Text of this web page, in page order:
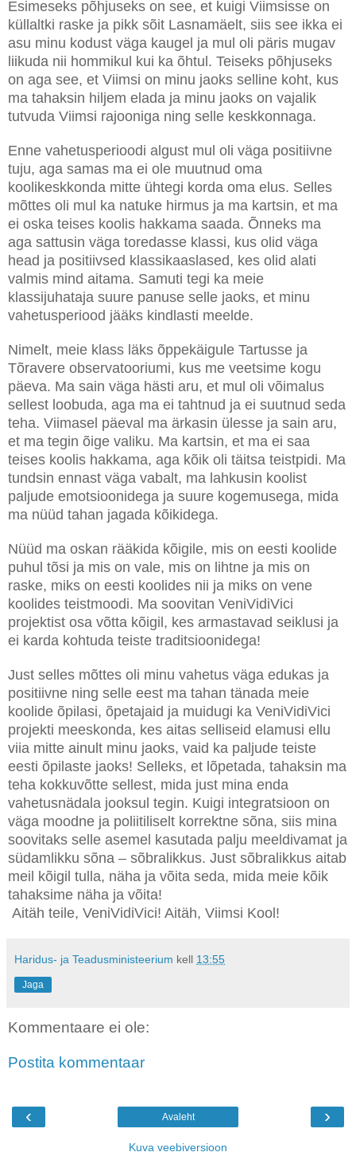
Esimeseks põhjuseks on see, et kuigi Viimsisse on
küllaltki raske ja pikk sõit Lasnamäelt, siis see ikka ei
asu minu kodust väga kaugel ja mul oli päris mugav
liikuda nii hommikul kui ka õhtul. Teiseks põhjuseks
on aga see, et Viimsi on minu jaoks selline koht, kus
ma tahaksin hiljem elada ja minu jaoks on vajalik
tutvuda Viimsi rajooniga ning selle keskkonnaga.
Enne vahetusperioodi algust mul oli väga positiivne
tuju, aga samas ma ei ole muutnud oma
koolikeskkonda mitte ühtegi korda oma elus. Selles
mõttes oli mul ka natuke hirmus ja ma kartsin, et ma
ei oska teises koolis hakkama saada. Õnneks ma
aga sattusin väga toredasse klassi, kus olid väga
head ja positiivsed klassikaaslased, kes olid alati
valmis mind aitama. Samuti tegi ka meie
klassijuhataja suure panuse selle jaoks, et minu
vahetusperiood jääks kindlasti meelde.
Nimelt, meie klass läks õppekäigule Tartusse ja
Tõravere observatooriumi, kus me veetsime kogu
päeva. Ma sain väga hästi aru, et mul oli võimalus
sellest loobuda, aga ma ei tahtnud ja ei suutnud seda
teha. Viimasel päeval ma ärkasin ülesse ja sain aru,
et ma tegin õige valiku. Ma kartsin, et ma ei saa
teises koolis hakkama, aga kõik oli täitsa teistpidi. Ma
tundsin ennast väga vabalt, ma lahkusin koolist
paljude emotsioonidega ja suure kogemusega, mida
ma nüüd tahan jagada kõikidega.
Nüüd ma oskan rääkida kõigile, mis on eesti koolide
puhul tõsi ja mis on vale, mis on lihtne ja mis on
raske, miks on eesti koolides nii ja miks on vene
koolides teistmoodi. Ma soovitan VeniVidiVici
projektist osa võtta kõigil, kes armastavad seiklusi ja
ei karda kohtuda teiste traditsioonidega!
Just selles mõttes oli minu vahetus väga edukas ja
positiivne ning selle eest ma tahan tänada meie
koolide õpilasi, õpetajaid ja muidugi ka VeniVidiVici
projekti meeskonda, kes aitas selliseid elamusi ellu
viia mitte ainult minu jaoks, vaid ka paljude teiste
eesti õpilaste jaoks! Selleks, et lõpetada, tahaksin ma
teha kokkuvõtte sellest, mida just mina enda
vahetusnädala jooksul tegin. Kuigi integratsioon on
väga moodne ja poliitiliselt korrektne sõna, siis mina
soovitaks selle asemel kasutada palju meeldivamat ja
südamlikku sõna – sõbralikkus. Just sõbralikkus aitab
meil kõigil tulla, näha ja võita seda, mida meie kõik
tahaksime näha ja võita!
Aitäh teile, VeniVidiVici! Aitäh, Viimsi Kool!
Haridus- ja Teadusministeerium kell 13:55
Jaga
Kommentaare ei ole:
Postita kommentaar
‹ ›
Avaleht
Kuva veebiversioon